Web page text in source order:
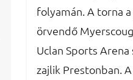
folyamán. A torna
örvendő
Uclan Sports
zajlik Prestonban.